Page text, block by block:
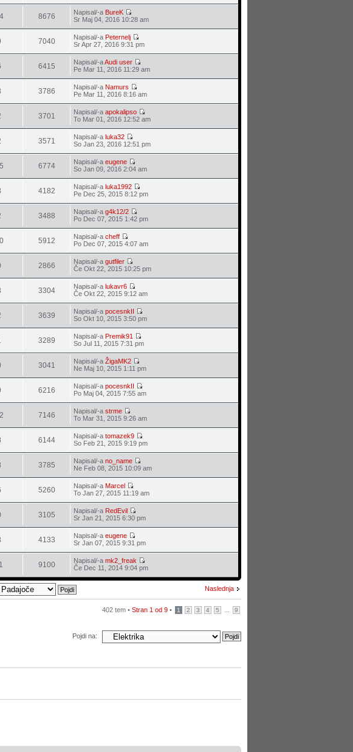
8676 Napisal/-a BureK
Sr Maj 04, 2016 10:28 am
7040 Napisal/-a Peternelj
Sr Apr 27, 2016 9:31 pm
6415 Napisal/-aAudi user
Pe Mar 11, 2016 11:29 am
3786 Napisal/-a Namurs
Pe Mar 11, 2016 8:16 am
3701 Napisal/-aapokalipso
To Mar 01, 2016 12:52 am
3571 Napisal/-aluka32
So Jan 23, 2016 12:51 pm
6774 Napisal/-aeugene
So Jan 09, 2016 2:04 am
4182 Napisal/-aluka1992
Pe Dec 25, 2015 8:12 pm
3488 Napisal/-ag4k12/2
Po Dec 07, 2015 1:42 pm
5912 Napisal/-acheff
Po Dec 07, 2015 4:07 am
2866 Napisal/-agutfiler
Če Okt 22, 2015 10:25 pm
3304 Napisal/-alukavr6
Če Okt 22, 2015 9:12 am
3639 Napisal/-apocesnkII
So Okt 10, 2015 3:50 pm
3289 Napisal/-a Premik91
So Jul 11, 2015 7:31 pm
3041 Napisal/-aŽigaMK2
Ne Maj 10, 2015 1:11 pm
6216 Napisal/-apocesnkII
Po Maj 04, 2015 7:55 am
7146 Napisal/-astrme
To Mar 31, 2015 9:26 am
6144 Napisal/-atomazek9
So Feb 21, 2015 9:19 pm
3785 Napisal/-ano_name
Ne Feb 08, 2015 10:09 am
5260 Napisal/-a Marcel
To Jan 27, 2015 11:19 am
3105 Napisal/-a RedEvil
Sr Jan 21, 2015 6:30 pm
4133 Napisal/-aeugene
Sr Jan 07, 2015 9:31 pm
9100 Napisal/-amk2_freak
Če Dec 11, 2014 9:04 pm
Naslednja
402 tem • Stran 1 od 9• 1 2 3 4 5 9
Pojdi na: